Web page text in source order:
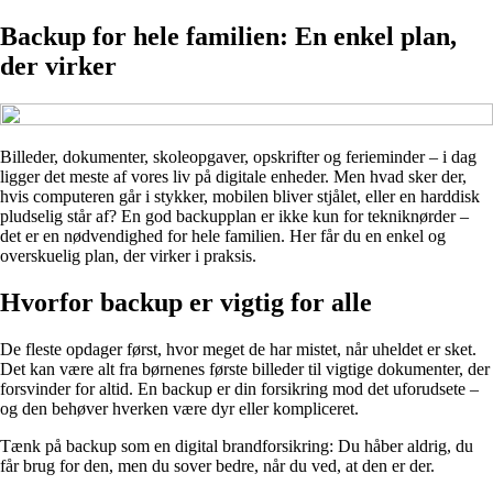
Backup for hele familien: En enkel plan,
der virker
Billeder, dokumenter, skoleopgaver, opskrifter og ferieminder – i dag
ligger det meste af vores liv på digitale enheder. Men hvad sker der,
hvis computeren går i stykker, mobilen bliver stjålet, eller en harddisk
pludselig står af? En god backupplan er ikke kun for tekniknørder –
det er en nødvendighed for hele familien. Her får du en enkel og
overskuelig plan, der virker i praksis.
Hvorfor backup er vigtig for alle
De fleste opdager først, hvor meget de har mistet, når uheldet er sket.
Det kan være alt fra børnenes første billeder til vigtige dokumenter, der
forsvinder for altid. En backup er din forsikring mod det uforudsete –
og den behøver hverken være dyr eller kompliceret.
Tænk på backup som en digital brandforsikring: Du håber aldrig, du
får brug for den, men du sover bedre, når du ved, at den er der.